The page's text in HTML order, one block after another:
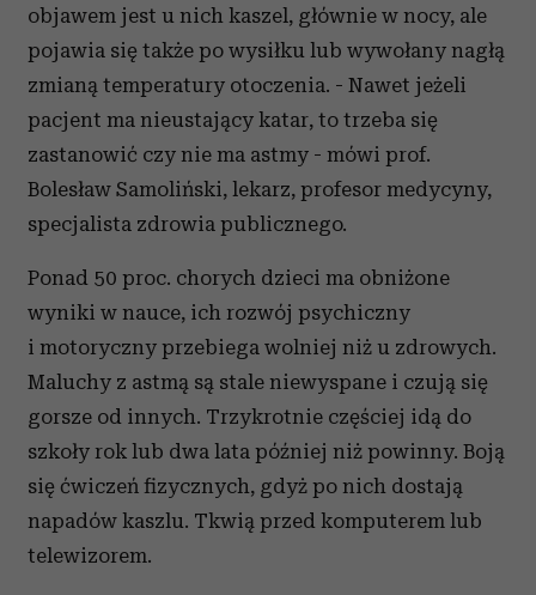
objawem jest u nich kaszel, głównie w nocy, ale
pojawia się także po wysiłku lub wywołany nagłą
zmianą temperatury otoczenia. - Nawet jeżeli
pacjent ma nieustający katar, to trzeba się
zastanowić czy nie ma astmy - mówi prof.
Bolesław Samoliński, lekarz, profesor medycyny,
specjalista zdrowia publicznego.
Ponad 50 proc. chorych dzieci ma obniżone
wyniki w nauce, ich rozwój psychiczny
i motoryczny przebiega wolniej niż u zdrowych.
Maluchy z astmą są stale niewyspane i czują się
gorsze od innych. Trzykrotnie częściej idą do
szkoły rok lub dwa lata później niż powinny. Boją
się ćwiczeń fizycznych, gdyż po nich dostają
napadów kaszlu. Tkwią przed komputerem lub
telewizorem.